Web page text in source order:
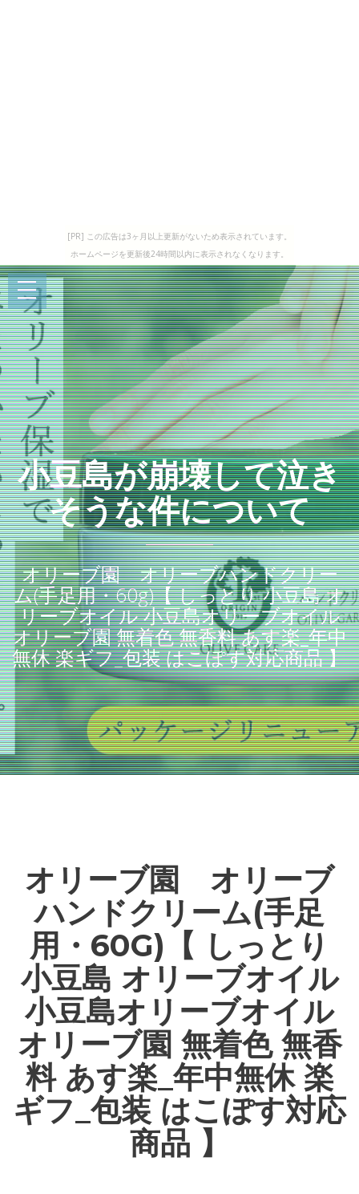
[PR] この広告は3ヶ月以上更新がないため表示されています。
ホームページを更新後24時間以内に表示されなくなります。
小豆島が崩壊して泣き
そうな件について
オリーブ園 オリーブハンドクリー
ム(手足用・60g)【 しっとり 小豆島 オ
リーブオイル 小豆島オリーブオイル
オリーブ園 無着色 無香料 あす楽_年中
無休 楽ギフ_包装 はこぽす対応商品 】
オリーブ園 オリーブ
ハンドクリーム(手足
用・60G)【 しっとり
小豆島 オリーブオイル
小豆島オリーブオイル
オリーブ園 無着色 無香
料 あす楽_年中無休 楽
ギフ_包装 はこぽす対応
商品 】